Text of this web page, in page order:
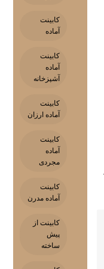
کابینت
آماده
کابینت
آماده
آشپزخانه
کابینت
آماده ارزان
کابینت
آماده
مجردی
کابینت
آماده مدرن
کابینت از
پیش
ساخته